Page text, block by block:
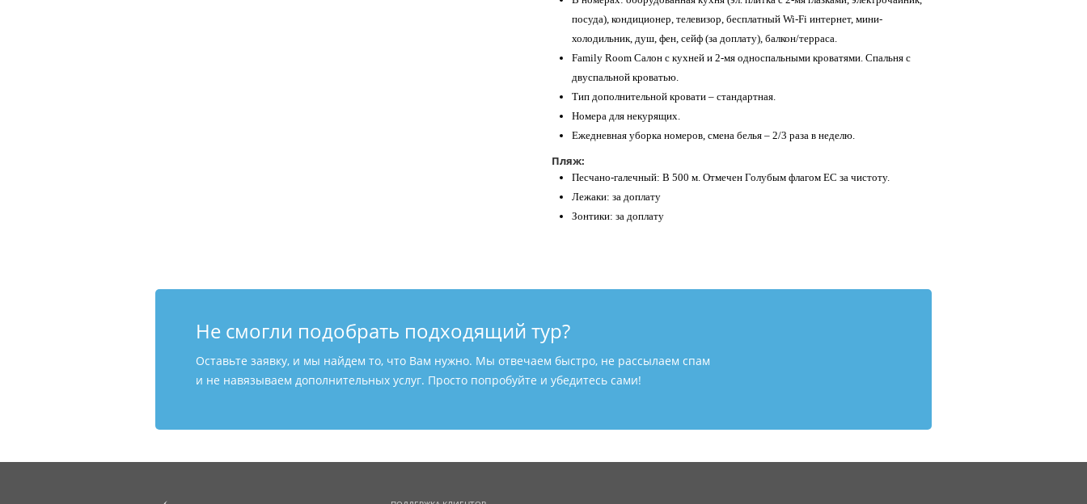
посуда), кондиционер, телевизор, бесплатный Wi-Fi интернет, мини-
холодильник, душ, фен, сейф (за доплату), балкон/терраса.
Family Room Салон с кухней и 2-мя односпальными кроватями. Спальня с
двуспальной кроватью.
Тип дополнительной кровати – стандартная.
Номера для некурящих.
Ежедневная уборка номеров, смена белья – 2/3 раза в неделю.
Пляж:
Песчано-галечный: В 500 м. Отмечен Голубым флагом ЕС за чистоту.
Лежаки: за доплату
Зонтики: за доплату
Не смогли подобрать подходящий тур?
Оставьте заявку, и мы найдем то, что Вам нужно. Мы отвечаем быстро, не рассылаем спам
и не навязываем дополнительных услуг. Просто попробуйте и убедитесь сами!